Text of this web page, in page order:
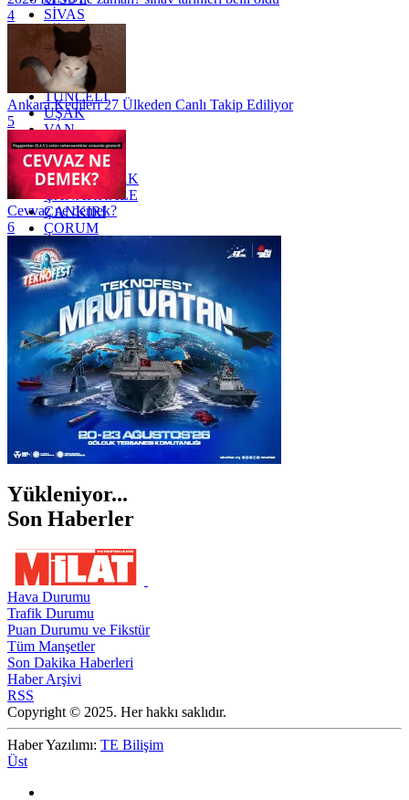
SİVAS
SİİRT
TEKİRDAĞ
TOKAT
TRABZON
TUNCELİ
UŞAK
VAN
YALOVA
YOZGAT
ZONGULDAK
ÇANAKKALE
ÇANKIRI
ÇORUM
İSTANBUL
İZMİR
ŞANLIURFA
ŞIRNAK
4
Ankara Kedileri 27 Ülkeden Canlı Takip Ediliyor
5
Cevvaz ne demek?
6
Yükleniyor...
Son Haberler
Hava Durumu
Trafik Durumu
Puan Durumu ve Fikstür
Tüm Manşetler
Son Dakika Haberleri
Haber Arşivi
RSS
Copyright © 2025. Her hakkı saklıdır.
Haber Yazılımı: TE Bilişim
Üst